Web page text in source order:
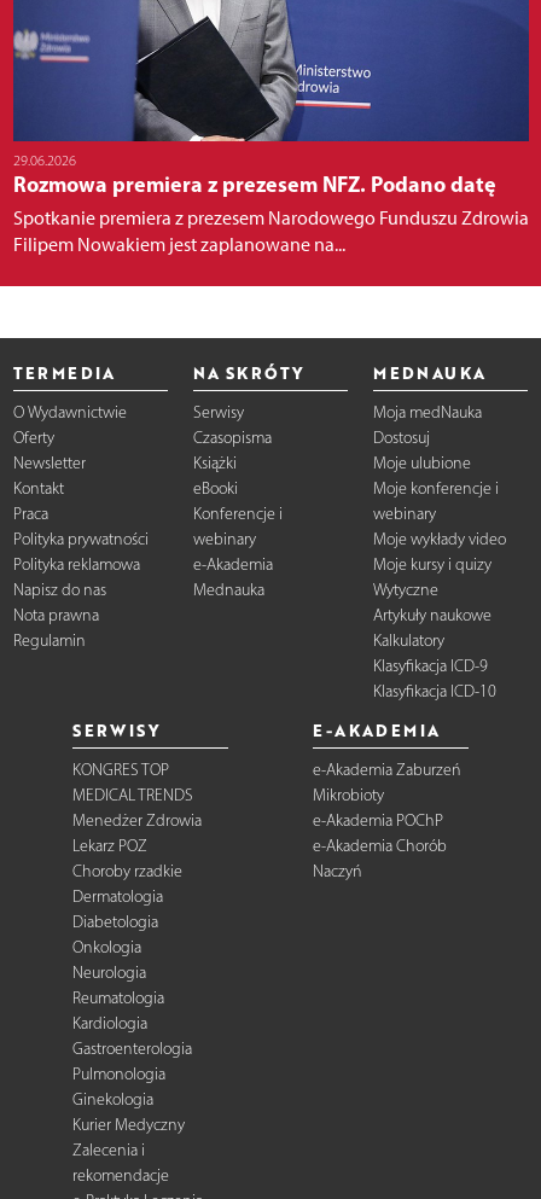
29.06.2026
Rozmowa premiera z prezesem NFZ. Podano datę
Spotkanie premiera z prezesem Narodowego Funduszu Zdrowia
Filipem Nowakiem jest zaplanowane na...
TERMEDIA
O Wydawnictwie
Oferty
Newsletter
Kontakt
Praca
Polityka prywatności
Polityka reklamowa
Napisz do nas
Nota prawna
Regulamin
NA SKRÓTY
Serwisy
Czasopisma
Książki
eBooki
Konferencje i
webinary
e-Akademia
Mednauka
MEDNAUKA
Moja medNauka
Dostosuj
Moje ulubione
Moje konferencje i
webinary
Moje wykłady video
Moje kursy i quizy
Wytyczne
Artykuły naukowe
Kalkulatory
Klasyfikacja ICD-9
Klasyfikacja ICD-10
SERWISY
KONGRES TOP
MEDICAL TRENDS
Menedżer Zdrowia
Lekarz POZ
Choroby rzadkie
Dermatologia
Diabetologia
Onkologia
Neurologia
Reumatologia
Kardiologia
Gastroenterologia
Pulmonologia
Ginekologia
Kurier Medyczny
Zalecenia i
rekomendacje
E-AKADEMIA
e-Akademia Zaburzeń
Mikrobioty
e-Akademia POChP
e-Akademia Chorób
Naczyń